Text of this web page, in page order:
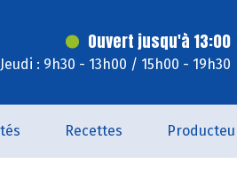
Ouvert jusqu'à 13:00
Jeudi : 9h30 - 13h00 / 15h00 - 19h30
Recettes